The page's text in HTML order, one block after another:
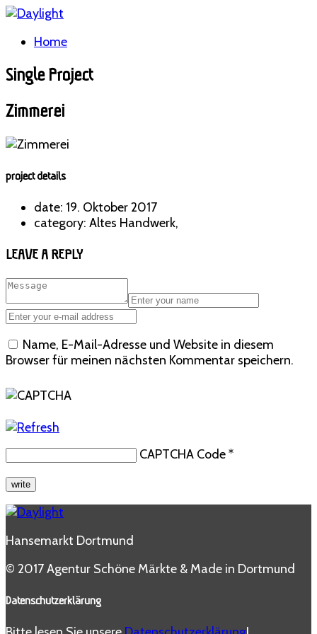
Home
Single Project
Zimmerei
project details
date: 19. Oktober 2017
category: Altes Handwerk,
LEAVE A REPLY
Name, E-Mail-Adresse und Website in diesem
Browser für meinen nächsten Kommentar speichern.
CAPTCHA Code*
Hansemarkt Dortmund
© 2017 Agentur Schöne Märkte & Made in Dortmund
Datenschutzerklärung